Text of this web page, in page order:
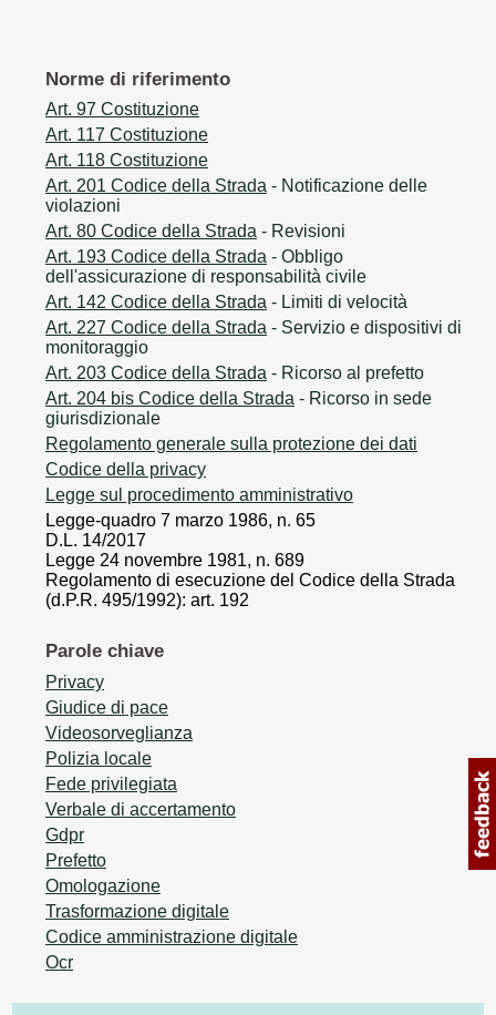
Norme di riferimento
Art. 97 Costituzione
Art. 117 Costituzione
Art. 118 Costituzione
Art. 201 Codice della Strada - Notificazione delle
violazioni
Art. 80 Codice della Strada - Revisioni
Art. 193 Codice della Strada - Obbligo
dell'assicurazione di responsabilità civile
Art. 142 Codice della Strada - Limiti di velocità
Art. 227 Codice della Strada - Servizio e dispositivi di
monitoraggio
Art. 203 Codice della Strada - Ricorso al prefetto
Art. 204 bis Codice della Strada - Ricorso in sede
giurisdizionale
Regolamento generale sulla protezione dei dati
Codice della privacy
Legge sul procedimento amministrativo
Legge-quadro 7 marzo 1986, n. 65
D.L. 14/2017
Legge 24 novembre 1981, n. 689
Regolamento di esecuzione del Codice della Strada
(d.P.R. 495/1992): art. 192
Parole chiave
Privacy
Giudice di pace
Videosorveglianza
Polizia locale
Fede privilegiata
Verbale di accertamento
Gdpr
Prefetto
Omologazione
Trasformazione digitale
Codice amministrazione digitale
Ocr